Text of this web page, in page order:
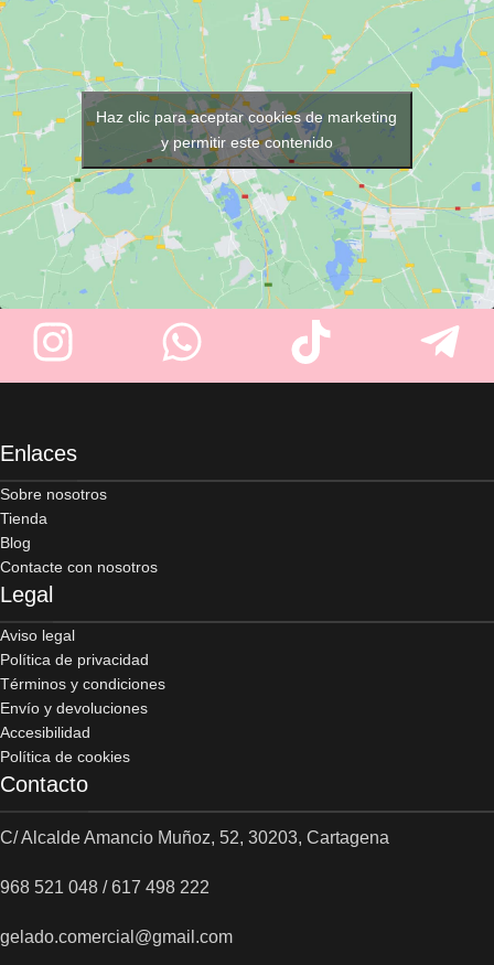
16 litros de capacidad
espacio para hasta 8 toallas
una resistente estructura de
acero inoxidable, es perfecto
para peluquerías, barberías,
spas y centros de estética.
vintage recuperado de
barberías tradicionales. Ligero,
resistente, y con medidas
prácticas: 120 mm de base, 80
mm de goma, 50 mm de alto.
Haz clic para aceptar cookies de marketing
y permitir este contenido
Enlaces
Sobre nosotros
Tienda
Blog
Contacte con nosotros
Legal
Aviso legal
Política de privacidad
Términos y condiciones
Envío y devoluciones
Accesibilidad
Política de cookies
Contacto
C/ Alcalde Amancio Muñoz, 52, 30203, Cartagena
968 521 048 / 617 498 222
gelado.comercial@gmail.com